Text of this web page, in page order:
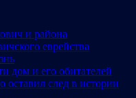
и района
еврейства
дом и его обитателей
оставил след в истории